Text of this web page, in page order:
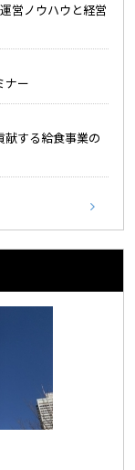
営ノウハウと経営
ナー
献する給食事業の